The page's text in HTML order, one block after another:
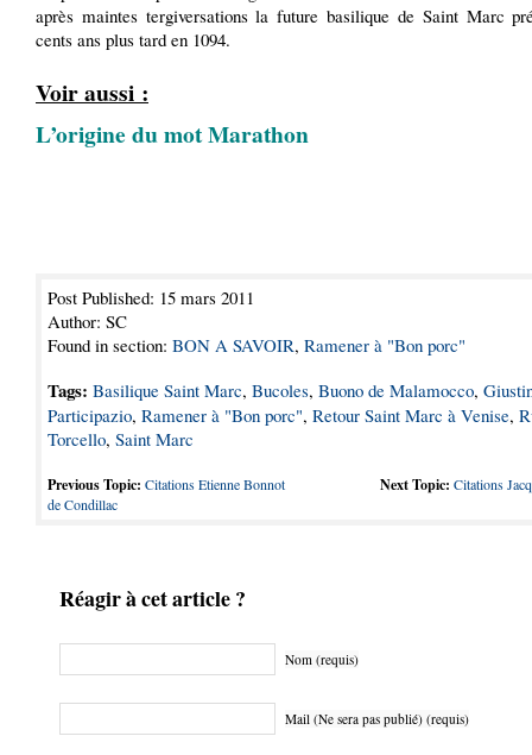
après maintes tergiversations la future basilique de Saint Marc
cents ans plus tard en 1094.
Voir aussi :
L’origine du mot Marathon
Post Published: 15 mars 2011
Author: SC
Found in section: BON A SAVOIR, Ramener à "Bon porc"
Tags: Basilique Saint Marc, Bucoles, Buono de Malamocco,
Participazio, Ramener à "Bon porc", Retour Saint Marc à Venise,
Torcello, Saint Marc
Previous Topic: Citations Etienne Bonnot
de Condillac
Next Topic: Citations
Réagir à cet article ?
Nom (requis)
Mail (Ne sera pas publié) (requis)